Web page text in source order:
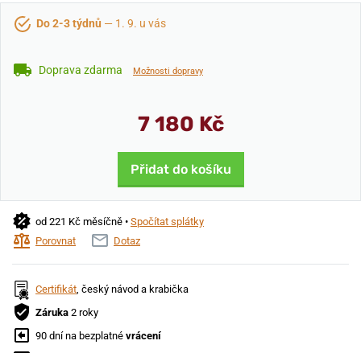
Do 2-3 týdnů — 1. 9. u vás
Doprava zdarma Možnosti dopravy
7 180 Kč
Přidat do košíku
od 221 Kč měsíčně • Spočítat splátky
Porovnat
Dotaz
Certifikát, český návod a krabička
Záruka 2 roky
90 dní na bezplatné vrácení